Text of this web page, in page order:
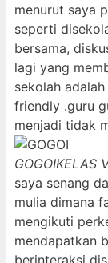
menurut saya
seperti
bersama,
lagi yang
sekolah
friendly .guru
menjadi tidak
GOGOIKELAS
saya senang
mulia dimana
mengikuti
mendapatkan